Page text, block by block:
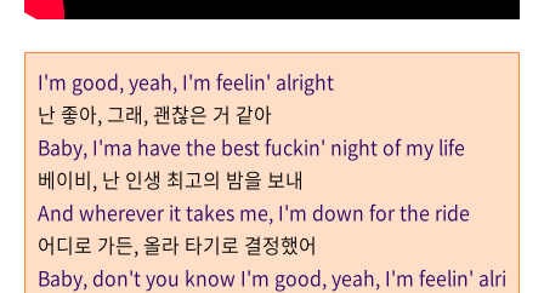
I'm good, yeah, I'm feelin' alright
난 좋아, 그래, 괜찮은 거 같아
Baby, I'ma have the best fuckin' night of my life
베이비, 난 인생 최고의 밤을 보내
And wherever it takes me, I'm down for the ride
어디로 가든, 올라 타기로 결정했어
Baby, don't you know I'm good, yeah, I'm feelin' alri